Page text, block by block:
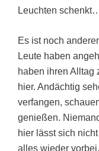
Leuchten
Es ist noch
Leute haben
haben ihren Alltag
hier. Andächtig
verfangen,
genießen.
hier lässt sich
alles wieder vorbei.